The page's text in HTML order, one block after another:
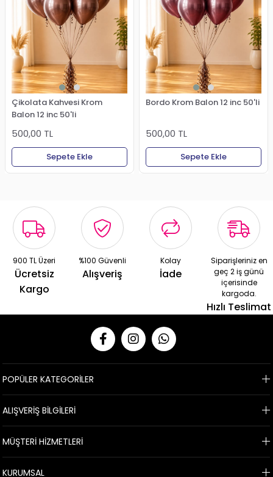
Çikolata Kahvesi Krom
Balon 12 inc 50'li
500,00 TL
Sepete Ekle
Bordo Krom Balon 12 inc 50'li
500,00 TL
Sepete Ekle
900 TL Üzeri
Ücretsiz
Kargo
%100 Güvenli
Alışveriş
Kolay
İade
Siparişleriniz en
geç 2 iş günü
içerisinde
kargoda.
Hızlı Teslimat
POPÜLER KATEGORİLER
ALIŞVERİŞ BİLGİLERİ
MÜŞTERİ HİZMETLERİ
KURUMSAL